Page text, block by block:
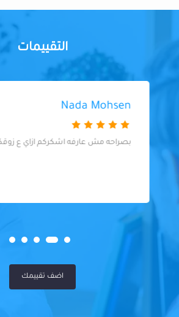
التقييمات
Nada Mohsen
بصراحه مش عارفه اشكركم ازاي ع زوقكم
اضف تقييمك